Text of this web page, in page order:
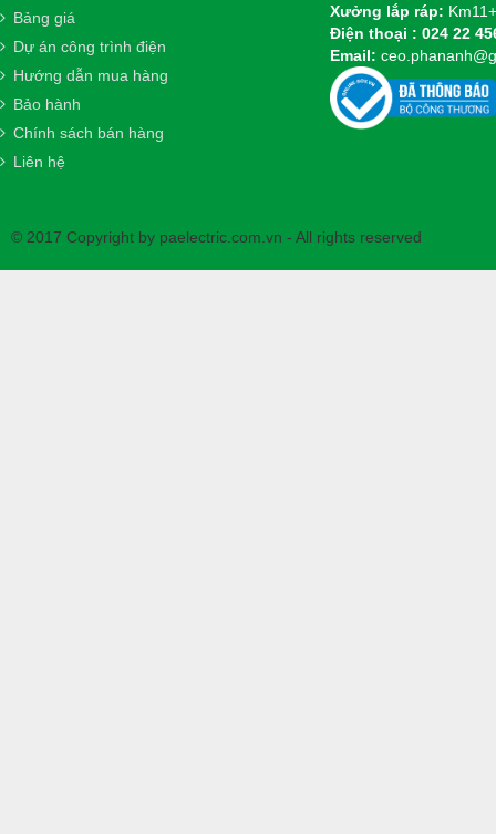
Bảng giá
Dự án công trình điện
Hướng dẫn mua hàng
Bảo hành
Chính sách bán hàng
Liên hệ
Xưởng lắp ráp:
Điện thoại : 024 22
Email:
© 2017 Copyright by paelectric.com.vn - All rights reserved